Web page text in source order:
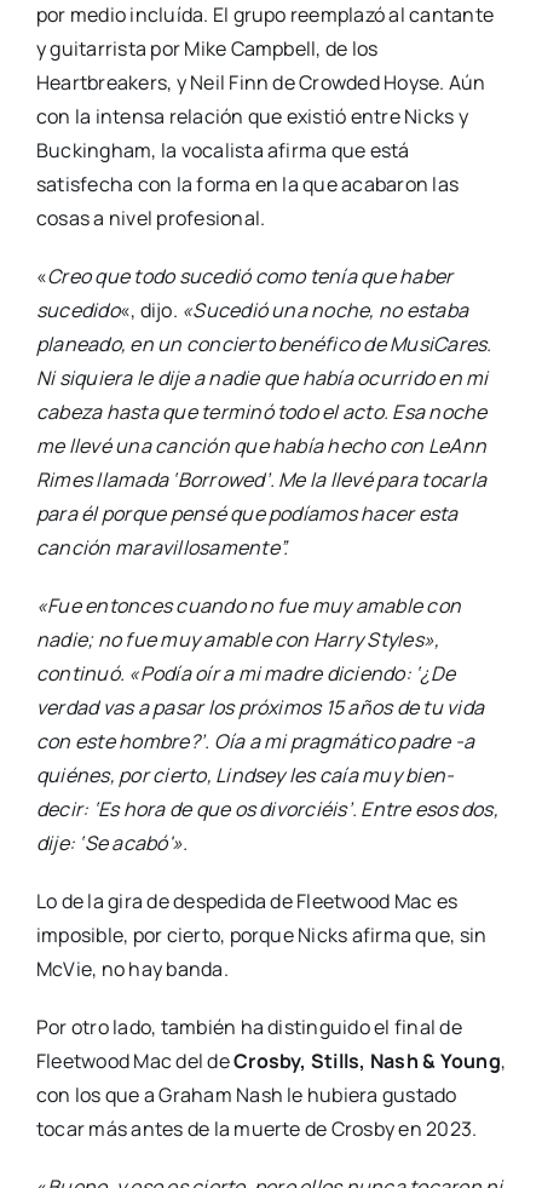
por medio incluída. El grupo reemplazó al cantante
y guitarrista por Mike Campbell, de los
Heartbreakers, y Neil Finn de Crowded Hoyse. Aún
con la intensa relación que existió entre Nicks y
Buckingham, la vocalista afirma que está
satisfecha con la forma en la que acabaron las
cosas a nivel profesional.
«Creo que todo sucedió como tenía que haber
sucedido«, dijo. «Sucedió una noche, no estaba
planeado, en un concierto benéfico de MusiCares.
Ni siquiera le dije a nadie que había ocurrido en mi
cabeza hasta que terminó todo el acto. Esa noche
me llevé una canción que había hecho con LeAnn
Rimes llamada ‘Borrowed’. Me la llevé para tocarla
para él porque pensé que podíamos hacer esta
canción maravillosamente”.
«Fue entonces cuando no fue muy amable con
nadie; no fue muy amable con Harry Styles»,
continuó. «Podía oír a mi madre diciendo: ‘¿De
verdad vas a pasar los próximos 15 años de tu vida
con este hombre?’. Oía a mi pragmático padre -a
quiénes, por cierto, Lindsey les caía muy bien-
decir: ‘Es hora de que os divorciéis’. Entre esos dos,
dije: ‘Se acabó'».
Lo de la gira de despedida de Fleetwood Mac es
imposible, por cierto, porque Nicks afirma que, sin
McVie, no hay banda.
Por otro lado, también ha distinguido el final de
Fleetwood Mac del deCrosby, Stills, Nash & Young,
con los que a Graham Nash le hubiera gustado
tocar más antes de la muerte de Crosby en 2023.